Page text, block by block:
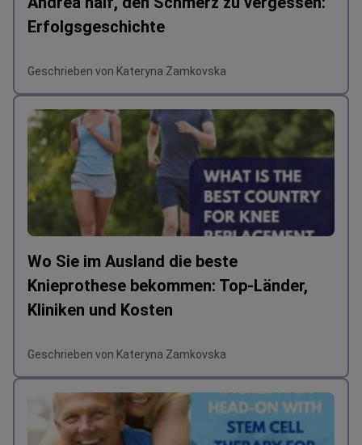
Erfolgsgeschichte
Geschrieben von Kateryna Zamkovska
Wo Sie im Ausland die beste
Knieprothese bekommen: Top-Länder,
Kliniken und Kosten
Geschrieben von Kateryna Zamkovska